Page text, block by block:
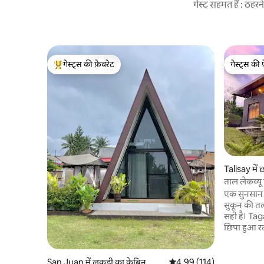
गेस्ट सहमत हैं :
गेस्ट्स का टॉप फ़ेवरेट
गेस्ट्स की फ़ेवरेट
गेस्ट्स की
गेस्ट्स की
Talisay में
ताल लेकव्यू
एक सुनसान
सुकून की
सही है।
छिपा हुआ